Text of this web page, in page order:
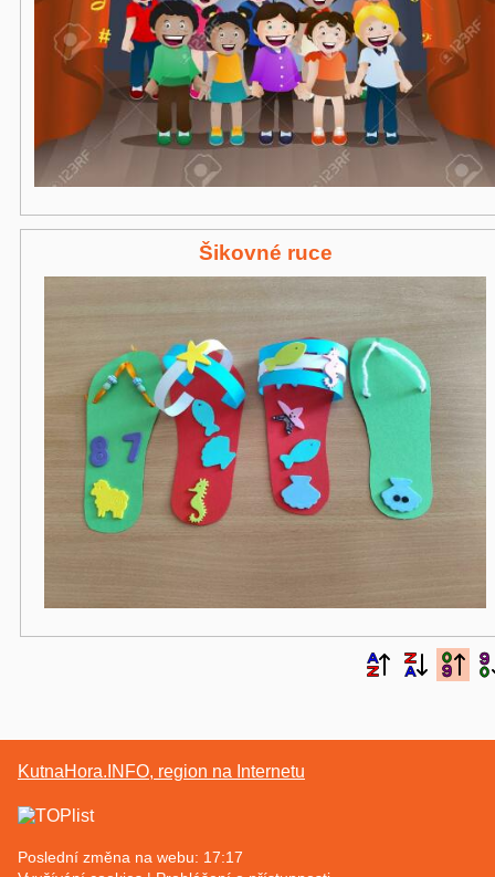
Šikovné ruce
KutnaHora.INFO, region na Internetu
Poslední změna na webu: 17:17